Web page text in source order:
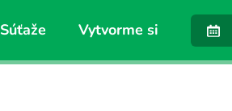
Súťaže Vytvorme si